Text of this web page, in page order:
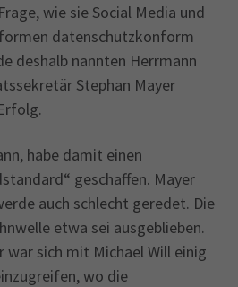
wie sie Social Media und
datenschutzkonform
deshalb nannten Herrmann
Stephan Mayer
habe damit einen
geschaffen. Mayer
auch schlecht geredet. Die
etwa sei ausgeblieben.
war sich mit Michael Will einig
wo die